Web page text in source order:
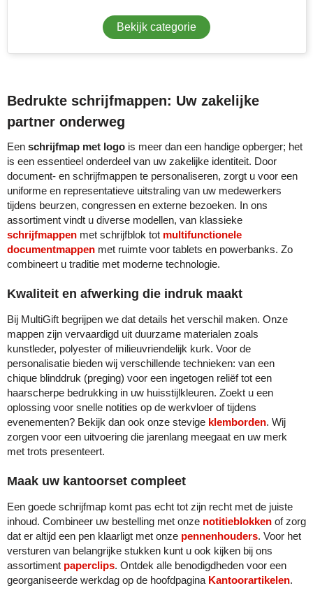
Vinga
Waterman
Bekijk categorie
Bedrukte schrijfmappen: Uw zakelijke
partner onderweg
Een schrijfmap met logois meer dan een handige opberger; het
is een essentieel onderdeel van uw zakelijke identiteit. Door
document- en schrijfmappen te personaliseren, zorgt u voor een
uniforme en representatieve uitstraling van uw medewerkers
tijdens beurzen, congressen en externe bezoeken. In ons
assortiment vindt u diverse modellen, van klassieke
schrijfmappenmet schrijfblok tot multifunctionele
documentmappenmet ruimte voor tablets en powerbanks. Zo
combineert u traditie met moderne technologie.
Kwaliteit en afwerking die indruk maakt
Bij MultiGift begrijpen we dat details het verschil maken. Onze
mappen zijn vervaardigd uit duurzame materialen zoals
kunstleder, polyester of milieuvriendelijk kurk. Voor de
personalisatie bieden wij verschillende technieken: van een
chique blinddruk (preging) voor een ingetogen reliëf tot een
haarscherpe bedrukking in uw huisstijlkleuren. Zoekt u een
oplossing voor snelle notities op de werkvloer of tijdens
evenementen? Bekijk dan ook onze stevige klemborden. Wij
zorgen voor een uitvoering die jarenlang meegaat en uw merk
met trots presenteert.
Maak uw kantoorset compleet
Een goede schrijfmap komt pas echt tot zijn recht met de juiste
inhoud. Combineer uw bestelling met onze notitieblokkenof zorg
dat er altijd een pen klaarligt met onze pennenhouders. Voor het
versturen van belangrijke stukken kunt u ook kijken bij ons
assortiment paperclips. Ontdek alle benodigdheden voor een
georganiseerde werkdag op de hoofdpagina Kantoorartikelen.